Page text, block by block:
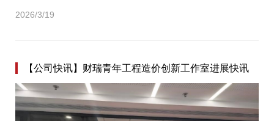
2026/3/19
【公司快讯】财瑞青年工程造价创新工作室进展快讯